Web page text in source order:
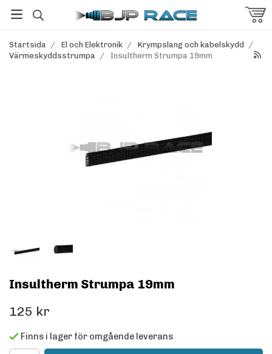
Startsida / El och Elektronik / Krympslang och kabelskydd
/
Värmeskyddsstrumpa / Insultherm Strumpa 19mm
Insultherm Strumpa 19mm
125 kr
Finns i lager för omgående leverans